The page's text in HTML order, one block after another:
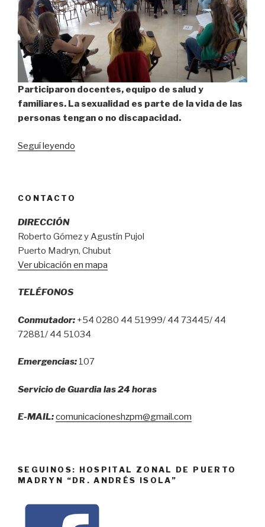
Participaron docentes, equipo de salud y
familiares. La sexualidad es parte de la vida de las
personas tengan o no discapacidad.
Seguí leyendo
las
con
CONTACTO
DIRECCIÓN
Roberto Gómez y Agustín Pujol
Puerto Madryn, Chubut
Ver ubicación en mapa
TELÉFONOS
Conmutador: +54 0280 44 51999/ 44 73445/ 44
72881/ 44 51034
Emergencias: 107
Servicio de Guardia las 24 horas
E-MAIL:comunicacioneshzpm@gmail.com
SEGUINOS: HOSPITAL ZONAL DE PUERTO
MADRYN “DR. ANDRÉS ISOLA”